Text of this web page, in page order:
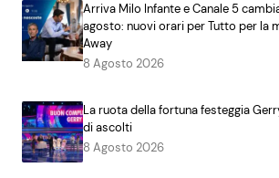
Arriva Milo Infante e Canale 5
agosto: nuovi orari per Tutto per la
Away
8 Agosto 2026
La ruota della fortuna festeggia
di ascolti
8 Agosto 2026